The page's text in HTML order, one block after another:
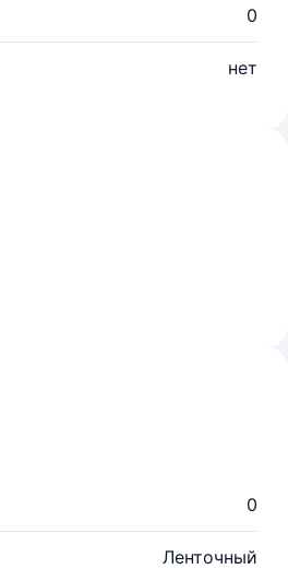
0
нет
0
Ленточный